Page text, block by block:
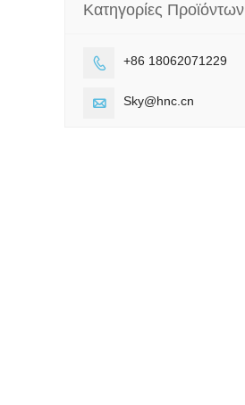
Κατηγορίες Προϊόντων
 +86 18062071229
 Sky@hnc.cn